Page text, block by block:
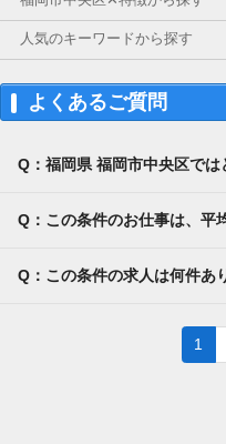
人気のキーワードから探す
よくあるご質問
Q：福岡県 福岡市中央区で
Q：この条件のお仕事は、平
Q：この条件の求人は何件あ
1